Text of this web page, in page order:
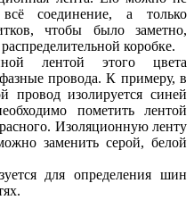
соединение, а только
чтобы было заметно,
коробке.
лентой этого цвета
провода. К примеру, в
провод изолируется синей
пометить лентой
Изоляционную ленту
заменить серой, белой
для определения шин